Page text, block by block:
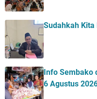
Sudahkah
Info Sembako
6 Agustus